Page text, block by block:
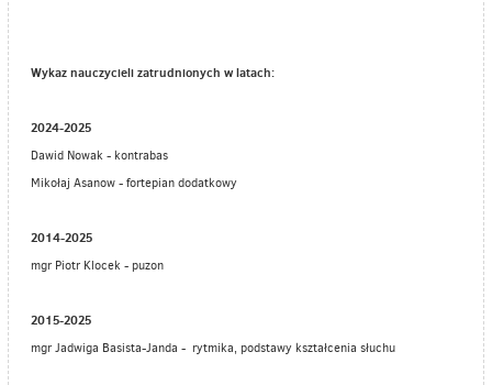
Wykaz nauczycieli zatrudnionych w latach:
2024-2025
Dawid Nowak - kontrabas
Mikołaj Asanow - fortepian dodatkowy
2014-2025
mgr Piotr Klocek - puzon
2015-2025
mgr Jadwiga Basista-Janda - rytmika, podstawy kształcenia słuchu